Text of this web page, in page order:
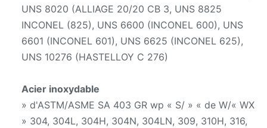
UNS 8020 (ALLIAGE 20/20 CB 3, UNS 8825
INCONEL (825), UNS 6600 (INCONEL 600), UNS
6601 (INCONEL 601), UNS 6625 (INCONEL 625),
UNS 10276 (HASTELLOY C 276)
Acier inoxydable
» d'ASTM/ASME SA 403 GR wp « S/ » « de W/« WX
» 304, 304L, 304H, 304N, 304LN, 309, 310H, 316,